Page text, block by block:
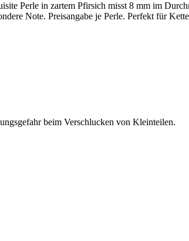
Perle in zartem Pfirsich misst 8 mm im
Note. Preisangabe je Perle. Perfekt für
beim Verschlucken von Kleinteilen.